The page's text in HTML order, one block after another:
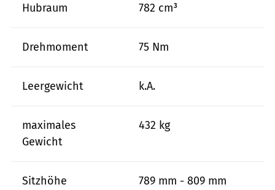
Hubraum 782 cm³
Drehmoment 75 Nm
Leergewicht k.A.
maximales
Gewicht
432 kg
Sitzhöhe 789 mm - 809 mm